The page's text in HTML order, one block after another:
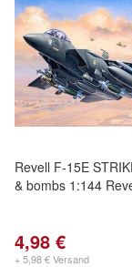
Revell F-15E
& bombs 1:144
4,98 €
+ 5,98 € Versand